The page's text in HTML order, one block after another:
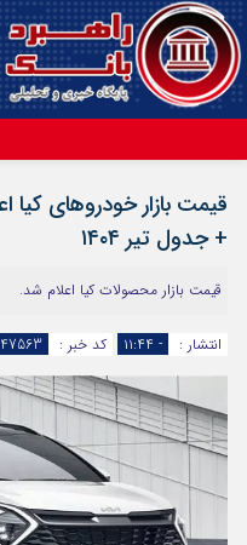
آپارات
+ جدول تیر ۱۴۰۴
قیمت بازار محصولات کیا اعلام شد.
انتشار : - ۱۱:۴۴ کد خبر : 47563